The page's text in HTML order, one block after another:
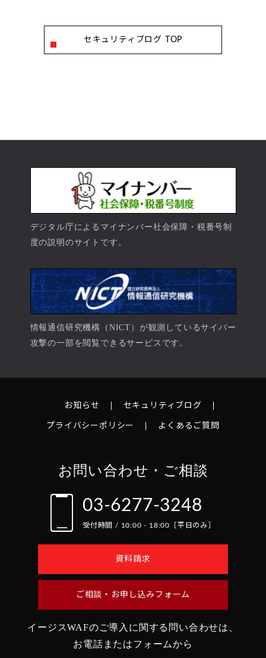
セキュリティブログ TOP
デジタル庁によるマイナンバー社会保障・税番号制
度の説明のサイトです。
情報通信研究機構（NICT）が観測しているサイバー
攻撃の一部を閲覧できるサービスです。
お知らせ セキュリティブログ
プライバシーポリシー よくあるご質問
お問い合わせ・ご相談
03-6277-3248
受付時間 / 10:00 - 18:00［平日のみ］
資料請求
ご相談・お申し込みフォーム
イージスWAFのご導入に関する問い合わせは、
お電話またはフォームから